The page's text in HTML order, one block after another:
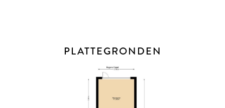
BIJZONDERHEDEN
* Vanaf 1 januari 2023 zijn makelaars wettelijk verplicht een
woningen (en wanneer de koper en/of de verkoper een
PLATTEGRONDEN